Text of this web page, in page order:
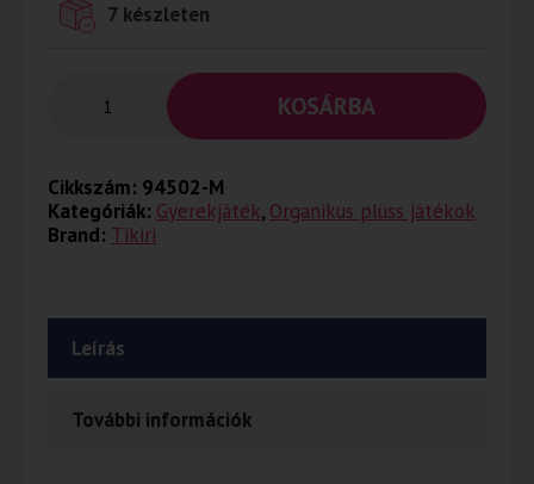
7 készleten
KOSÁRBA
Cikkszám: 94502-M
Kategóriák: Gyerekjáték, Organikus plüss játékok
Brand: Tikiri
Leírás
További információk